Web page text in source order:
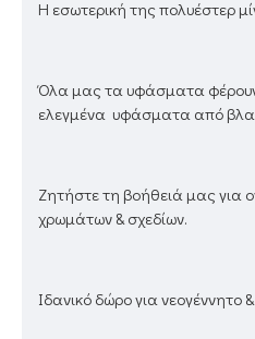
Η εσωτερική της πολυέστερ
Όλα μας τα υφάσματα
ελεγμένα υφάσματα από
Ζητήστε τη βοήθειά μας για
χρωμάτων & σχεδίων.
Ιδανικό δώρο για νεογέννητο